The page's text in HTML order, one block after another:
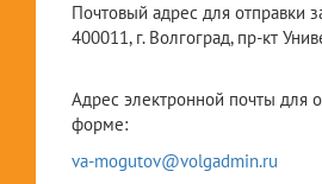
Почтовый адрес для отправки
400011, г. Волгоград, пр-кт
Адрес электронной почты для
форме:
va-mogutov@volgadmin.ru